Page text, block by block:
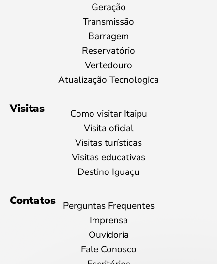
Geração
Transmissão
Barragem
Reservatório
Vertedouro
Atualização Tecnologica
Visitas
Como visitar Itaipu
Visita oficial
Visitas turísticas
Visitas educativas
Destino Iguaçu
Contatos
Perguntas Frequentes
Imprensa
Ouvidoria
Fale Conosco